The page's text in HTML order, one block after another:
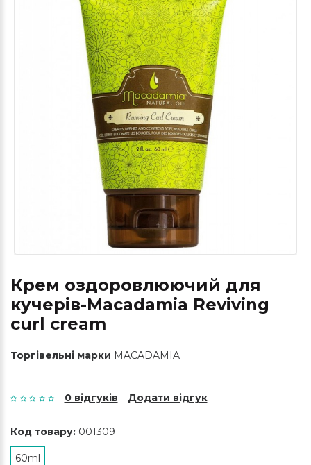
Крем оздоровлюючий для
кучерів-Macadamia Reviving
curl cream
Торгівельні марки MACADAMIA
0 відгуків Додати відгук
Код товару: 001309
60ml